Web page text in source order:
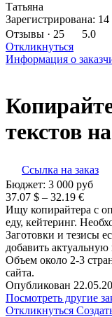
Татьяна
Зарегистрирована: 14
Отзывы · 25
5.0
Откликнуться
Информация о
текстов
Ссылка на заказ
Бюджет: 3 000 руб
37.07 $ – 32.19 €
Ищу копирайтера с
еду, кейтеринг.
Заготовки и тезисы
добавить
Объем около 2-3
сайта.
Опубликован
Посмотреть другие
Откликнуться